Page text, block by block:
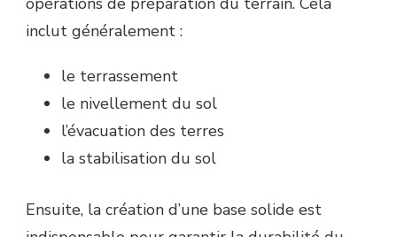
inclut généralement :
le terrassement
le nivellement du sol
l’évacuation des terres
la stabilisation du sol
Ensuite, la création d’une base solide est